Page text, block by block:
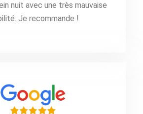
nuit avec une très mauvaise
Je recommande !